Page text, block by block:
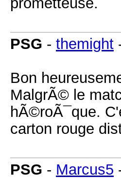
PSG - themight
Bon
MalgrÃ© le
hÃ©roÃ¯que.
carton rouge
PSG - Marcus5